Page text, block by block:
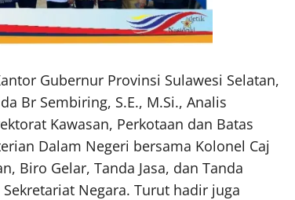
Gubernur Provinsi Sulawesi Selatan,
Br Sembiring, S.E., M.Si., Analis
Kawasan, Perkotaan dan Batas
Dalam Negeri bersama Kolonel Caj
Biro Gelar, Tanda Jasa, dan Tanda
Negara. Turut hadir juga